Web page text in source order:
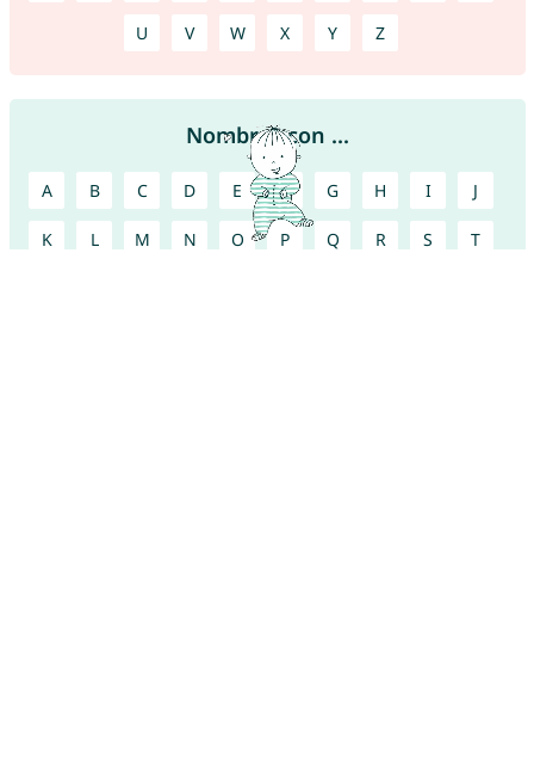
U V W X Y Z
Nombres con ...
A B C D E F G H I J
K L M N O P Q R S T